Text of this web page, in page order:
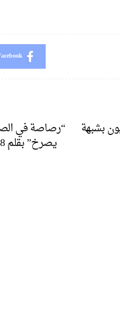
بشبهة “رصاصة في
يصرخ” بقلم eshoesofsilence1948